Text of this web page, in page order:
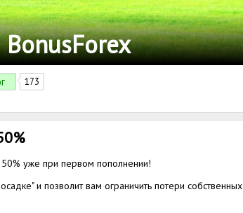
BonusForex
173
50% уже при первом пополнении!
и позволит вам ограничить потери собственных